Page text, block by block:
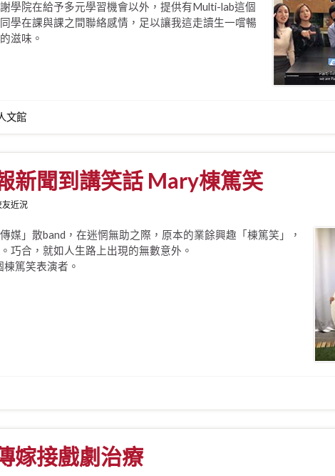
學院在給予多元學習機會以外，提供有Multi-lab這個
學在課與課之間聯絡感情，足以讓我這走讀生一嚐暢
滋味。
文館
新聞到講笑話 Mary棟篤笑
友近況
媒」散band，在迷惘無助之際，原本的業餘興趣「棟篤笑」，
巧合，就如人生路上出現的無數意外。
篤笑表演者。
嫁接戲劇治療